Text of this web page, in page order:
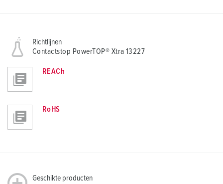
Richtlijnen
Contactstop PowerTOP® Xtra 13227
REACh
RoHS
Geschikte producten